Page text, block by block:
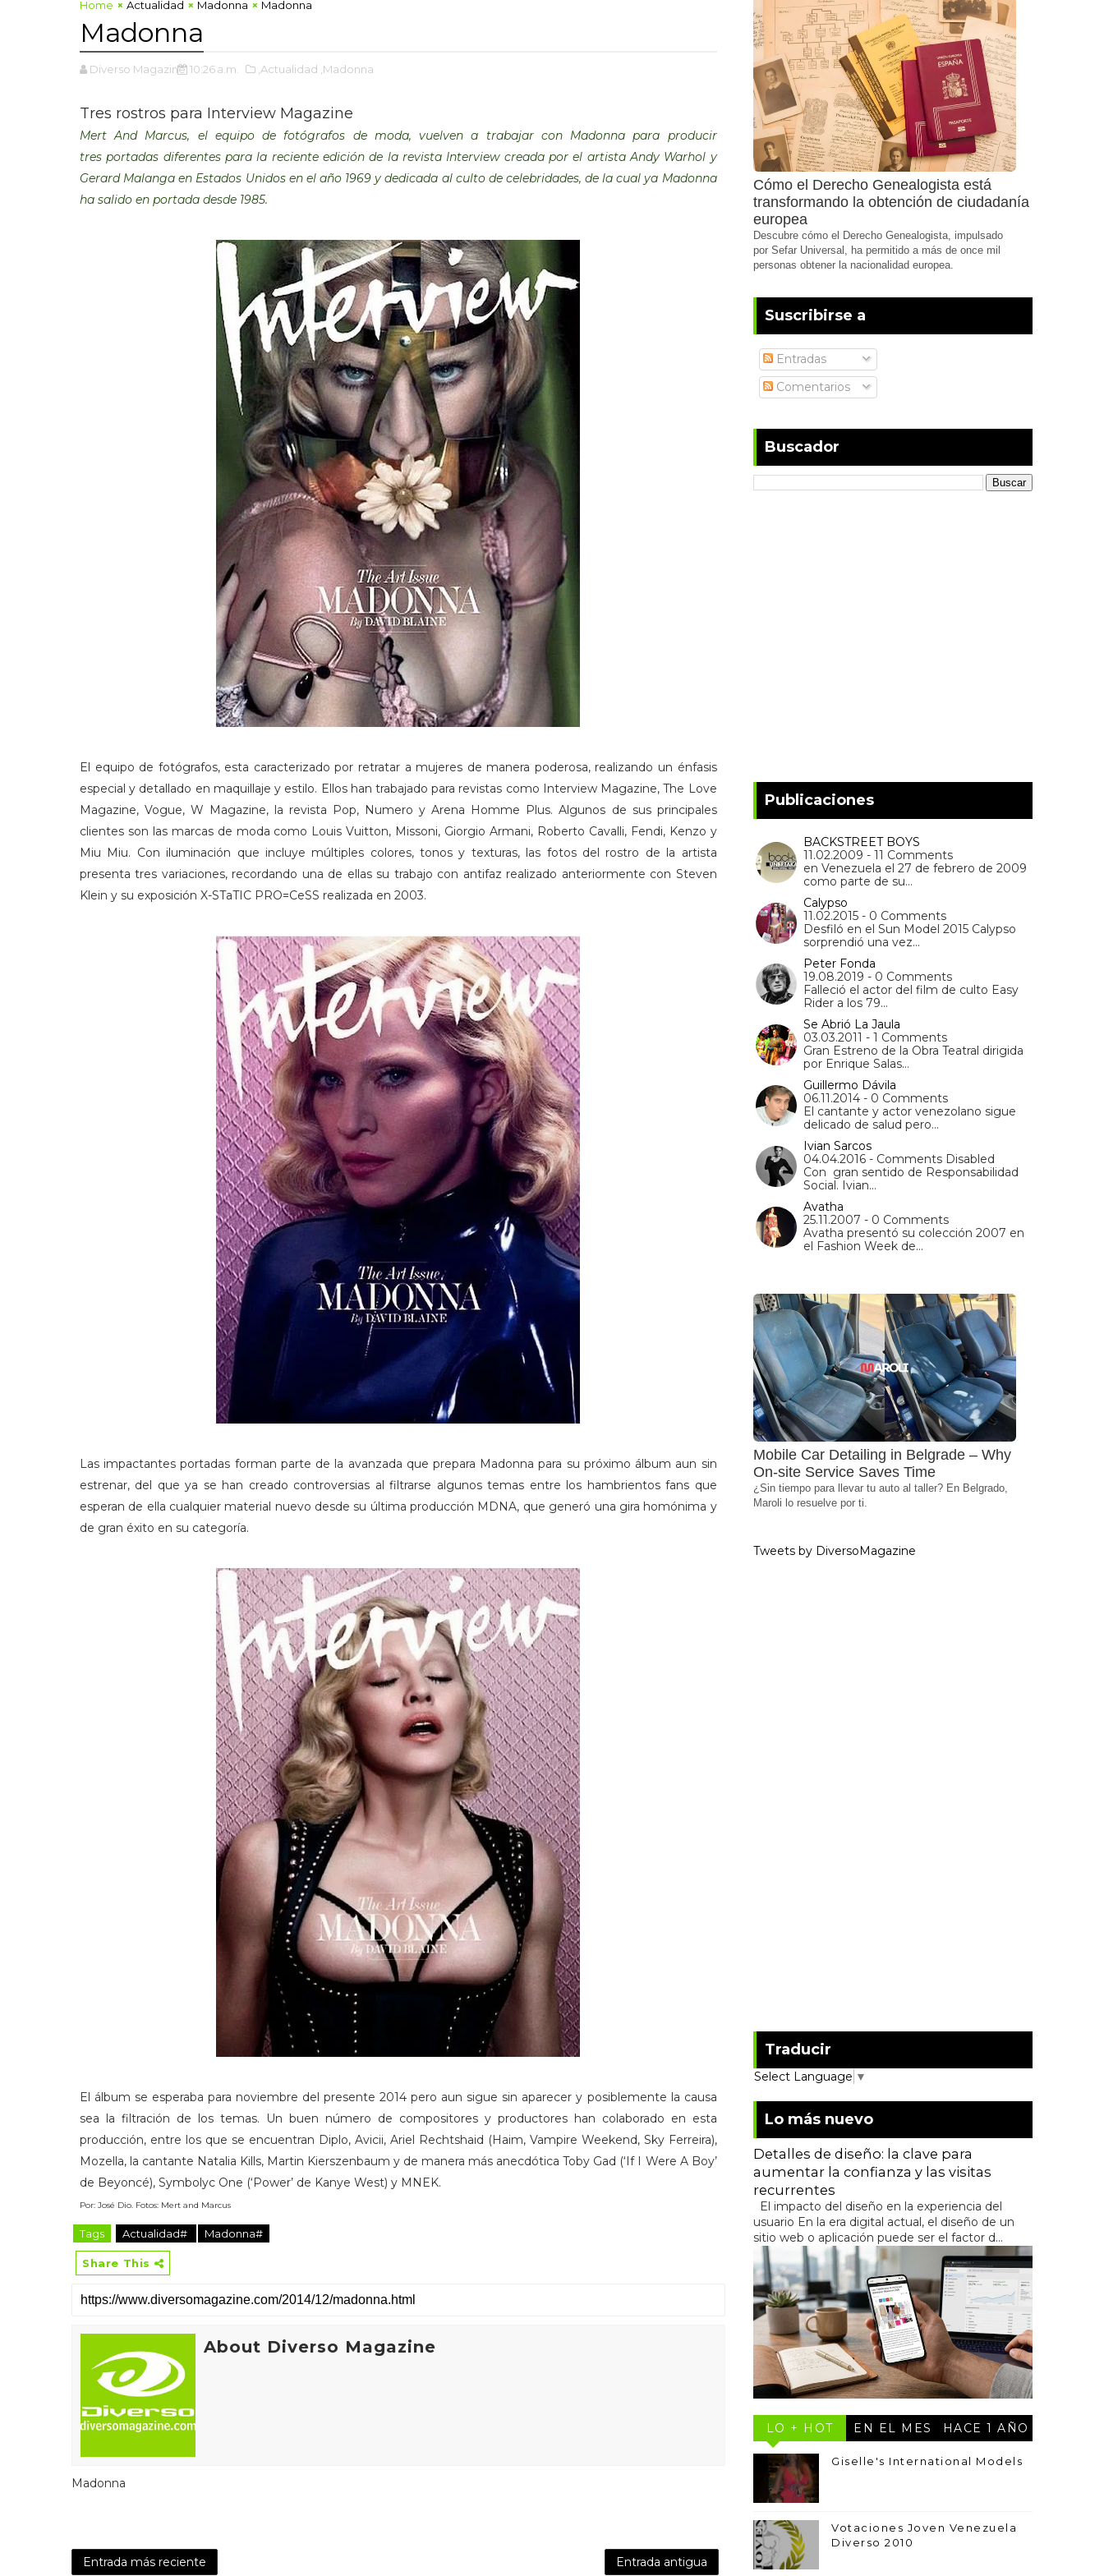
Home Actualidad Madonna Madonna
Madonna
Diverso Magazine 10:26 a.m. ,Actualidad ,Madonna
Tres rostros para Interview Magazine
Mert And Marcus, el equipo de fotógrafos de moda, vuelven a trabajar con Madonna para producir
tres portadas diferentes para la reciente edición de la revista Interview creada por el artista Andy Warhol y
Gerard Malanga en Estados Unidos en el año 1969 y dedicada al culto de celebridades, de la cual ya Madonna
ha salido en portada desde 1985.
El equipo de fotógrafos, esta caracterizado por retratar a mujeres de manera poderosa, realizando un énfasis
especial y detallado en maquillaje y estilo. Ellos han trabajado para revistas como Interview Magazine, The Love
Magazine, Vogue, W Magazine, la revista Pop, Numero y Arena Homme Plus. Algunos de sus principales
clientes son las marcas de moda como Louis Vuitton, Missoni, Giorgio Armani, Roberto Cavalli, Fendi, Kenzo y
Miu Miu. Con iluminación que incluye múltiples colores, tonos y texturas, las fotos del rostro de la artista
presenta tres variaciones, recordando una de ellas su trabajo con antifaz realizado anteriormente con Steven
Klein y su exposición X-STaTIC PRO=CeSS realizada en 2003.
Las impactantes portadas forman parte de la avanzada que prepara Madonna para su próximo álbum aun sin
estrenar, del que ya se han creado controversias al filtrarse algunos temas entre los hambrientos fans que
esperan de ella cualquier material nuevo desde su última producción MDNA, que generó una gira homónima y
de gran éxito en su categoría.
El álbum se esperaba para noviembre del presente 2014 pero aun sigue sin aparecer y posiblemente la causa
sea la filtración de los temas. Un buen número de compositores y productores han colaborado en esta
producción, entre los que se encuentran Diplo, Avicii, Ariel Rechtshaid (Haim, Vampire Weekend, Sky Ferreira),
Mozella, la cantante Natalia Kills, Martin Kierszenbaum y de manera más anecdótica Toby Gad (‘If I Were A Boy’
de Beyoncé), Symbolyc One (‘Power’ de Kanye West) y MNEK.
Por: José Dio. Fotos: Mert and Marcus
Tags Actualidad# Madonna#
Share This
About Diverso Magazine
Madonna
Entrada más reciente Entrada antigua
Cómo el Derecho Genealogista está
transformando la obtención de ciudadanía
europea
Descubre cómo el Derecho Genealogista, impulsado
por Sefar Universal, ha permitido a más de once mil
personas obtener la nacionalidad europea.
Suscribirse a
Entradas
Comentarios
Buscador
Publicaciones
BACKSTREET BOYS
11.02.2009 - 11 Comments
en Venezuela el 27 de febrero de 2009
como parte de su…
Calypso
11.02.2015 - 0 Comments
Desfiló en el Sun Model 2015 Calypso
sorprendió una vez…
Peter Fonda
19.08.2019 - 0 Comments
Falleció el actor del film de culto Easy
Rider a los 79…
Se Abrió La Jaula
03.03.2011 - 1 Comments
Gran Estreno de la Obra Teatral dirigida
por Enrique Salas…
Guillermo Dávila
06.11.2014 - 0 Comments
El cantante y actor venezolano sigue
delicado de salud pero…
Ivian Sarcos
04.04.2016 - Comments Disabled
Con gran sentido de Responsabilidad
Social. Ivian…
Avatha
25.11.2007 - 0 Comments
Avatha presentó su colección 2007 en
el Fashion Week de…
Mobile Car Detailing in Belgrade – Why
On-site Service Saves Time
¿Sin tiempo para llevar tu auto al taller? En Belgrado,
Maroli lo resuelve por ti.
Tweets by DiversoMagazine
Traducir
Select Language ▼
Lo más nuevo
Detalles de diseño: la clave para
aumentar la confianza y las visitas
recurrentes
El impacto del diseño en la experiencia del
usuario En la era digital actual, el diseño de un
sitio web o aplicación puede ser el factor d...
LO + HOT EN EL MES HACE 1 AÑO
Giselle's International Models
Votaciones Joven Venezuela
Diverso 2010